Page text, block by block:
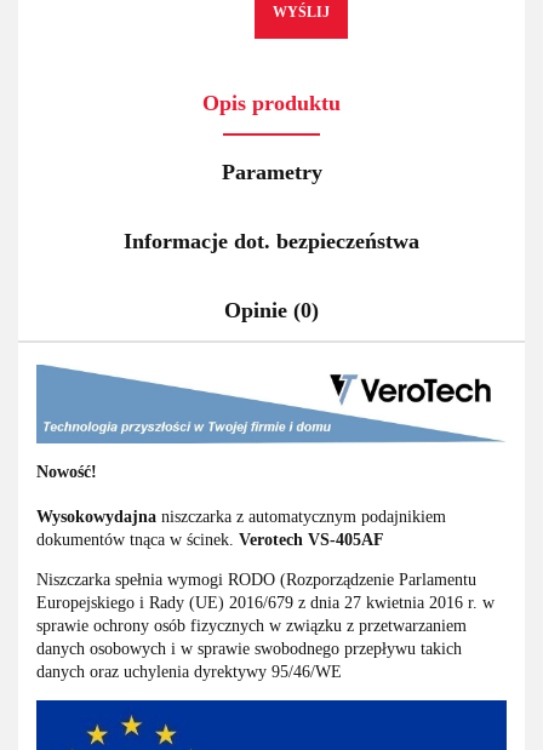
WYŚLIJ
Opis produktu
Parametry
Informacje dot. bezpieczeństwa
Opinie (0)
Nowość!
Wysokowydajna niszczarka z automatycznym podajnikiem
dokumentów tnąca w ścinek. Verotech VS-405AF
Niszczarka spełnia wymogi RODO (Rozporządzenie Parlamentu
Europejskiego i Rady (UE) 2016/679 z dnia 27 kwietnia 2016 r. w
sprawie ochrony osób fizycznych w związku z przetwarzaniem
danych osobowych i w sprawie swobodnego przepływu takich
danych oraz uchylenia dyrektywy 95/46/WE